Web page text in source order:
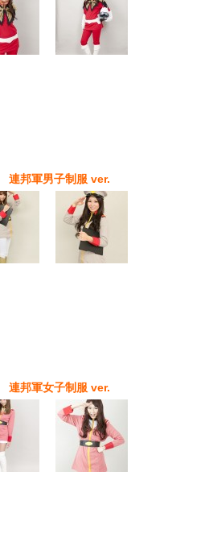
連邦軍男子制服 ver.
連邦軍女子制服 ver.